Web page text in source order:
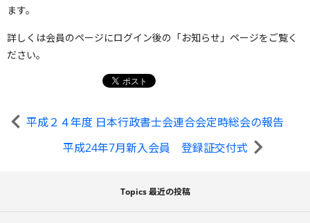
ます。
詳しくは会員のページにログイン後の「お知らせ」ページをご覧く
ださい。
平成２４年度 日本行政書士会連合会定時総会の報告
平成24年7月新入会員 登録証交付式
Topics 最近の投稿